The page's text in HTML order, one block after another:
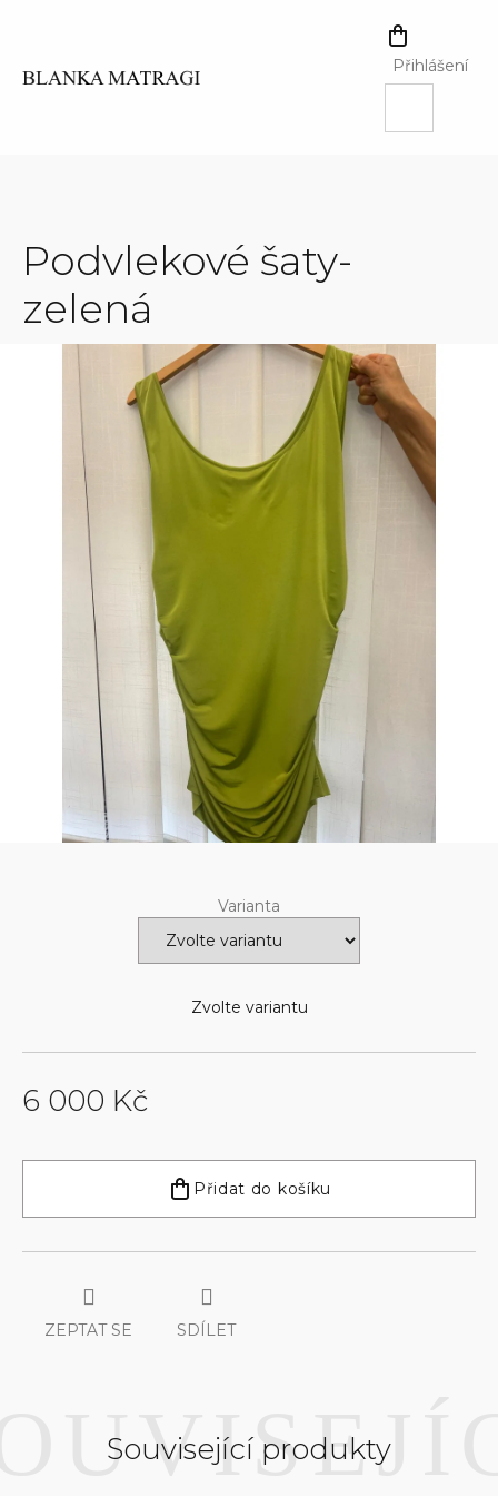
NÁKUPNÍ
KOŠÍK
Přihlášení
Podvlekové šaty-
zelená
6 000 Kč
cena:
Zvolte variantu
Varianta
Přidat do košíku
ZEPTAT SE SDÍLET
Související produkty